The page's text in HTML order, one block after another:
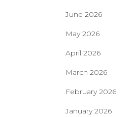
June 2026
May 2026
April 2026
March 2026
February 2026
January 2026